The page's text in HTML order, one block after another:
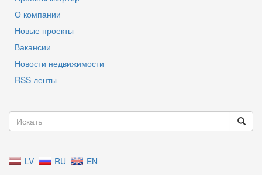
О компании
Новые проекты
Вакансии
Новости недвижимости
RSS ленты
LV RU EN